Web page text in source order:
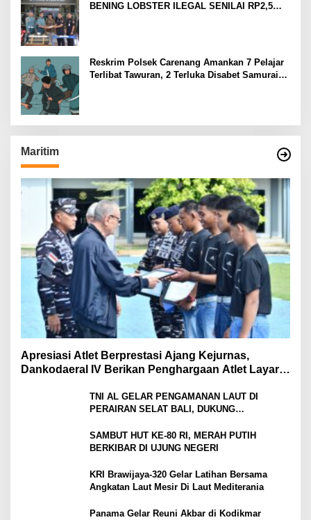
BENING LOBSTER ILEGAL SENILAI RP2,5
Reskrim Polsek Carenang Amankan 7 Pelajar
Terlibat Tawuran, 2 Terluka Disabet Samurai
Maritim
Apresiasi Atlet Berprestasi Ajang Kejurnas,
Dankodaeral IV Berikan Penghargaan Atlet Layar
TNI AL GELAR PENGAMANAN LAUT DI
PERAIRAN SELAT BALI, DUKUNG
SAMBUT HUT KE-80 RI, MERAH PUTIH
BERKIBAR DI UJUNG NEGERI
KRI Brawijaya-320 Gelar Latihan Bersama
Angkatan Laut Mesir Di Laut Mediterania
Panama Gelar Reuni Akbar di Kodikmar